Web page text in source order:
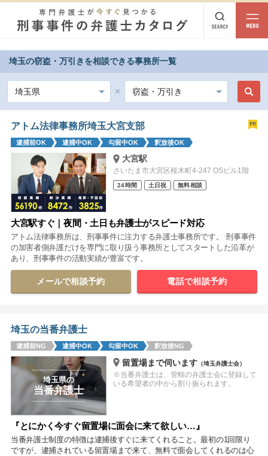
都道府県から探す
北海道・東北
北海道 青森 岩手 宮城
北陸・甲信越
新潟 富山 石川 福井 山梨 長野
関東
東海
岐阜 静岡 愛知 三重
関西
中国
鳥取 島根 岡山 広島 山口
四国
香川 愛媛
九州・沖縄
福岡 佐賀 長崎 熊本 大分 宮崎 鹿児島
埼玉の窃盗・万引きを相談できる事務所一覧
アトム法律事務所埼玉大宮支部
逮捕前OK 逮捕中OK 勾留中OK 釈放後OK
大宮駅
さいたま市大宮区桜木町4-247 OSビル1階
24時間 土日祝 無料相談
大宮駅すぐ｜夜間・土日も弁護士がスピード対応
アトム法律事務所は、刑事事件に注力する弁護士事務所です。 刑事事件
の加害者側弁護だけを専門に取り扱う事務所としてスタートした沿革が
あり、刑事事件の活動実績が豊富です。
メールで相談予約 電話で相談予約
埼玉の当番弁護士
逮捕前NG 逮捕中OK 勾留中OK 釈放後NG
埼玉県の
当番弁護士
留置場まで伺います（埼玉弁護士会）
※当番弁護士は、管轄の弁護士会に登録して
いる希望者の中から割り振られます。
『とにかく今すぐ留置場に面会に来て欲しい…』
当番弁護士制度の特徴は逮捕後すぐに来てくれること。最初の1回限り
ですが、逮捕されている留置場まで来て、無料で面会してくれるのは心